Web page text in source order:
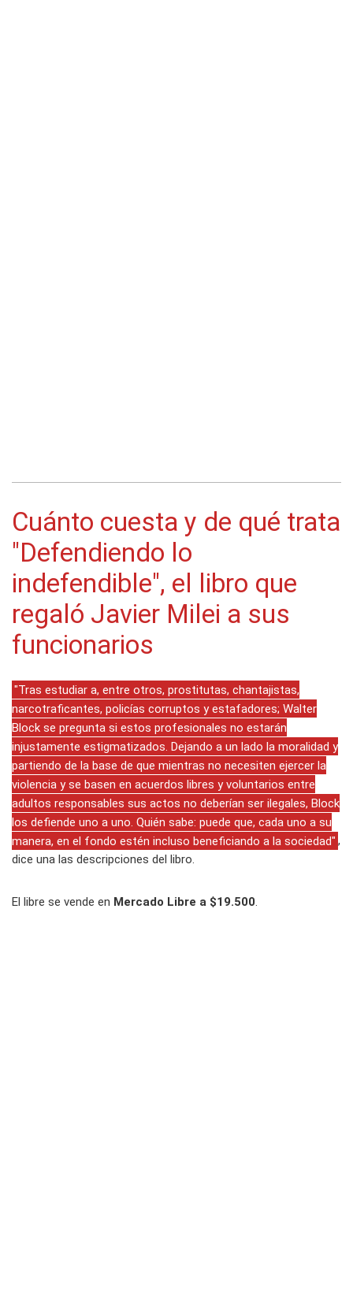
Cuánto cuesta y de qué trata
"Defendiendo lo
indefendible", el libro que
regaló Javier Milei a sus
funcionarios
"Tras estudiar a, entre otros, prostitutas, chantajistas,
narcotraficantes, policías corruptos y estafadores; Walter
Block se pregunta si estos profesionales no estarán
injustamente estigmatizados. Dejando a un lado la moralidad y
partiendo de la base de que mientras no necesiten ejercer la
violencia y se basen en acuerdos libres y voluntarios entre
adultos responsables sus actos no deberían ser ilegales, Block
los defiende uno a uno. Quién sabe: puede que, cada uno a su
manera, en el fondo estén incluso beneficiando a la sociedad" ,
dice una las descripciones del libro.
El libre se vende en Mercado Libre a $19.500.